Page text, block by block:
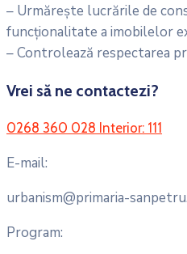
– Urmărește lucrările de
funcționalitate a imobilelor
– Controlează respectarea
Vrei să ne contactezi?
0268 360 028 Interior: 111
E-mail:
urbanism@primaria-
Program: